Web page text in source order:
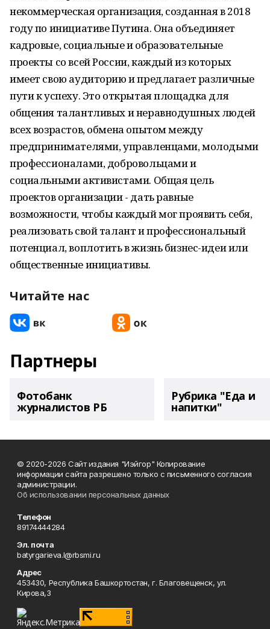
некоммерческая организация, созданная в 2018
году по инициативе Путина. Она объединяет
кадровые, социальные и образовательные
проекты со всей России, каждый из которых
имеет свою аудиторию и предлагает различные
пути к успеху. Это открытая площадка для
общения талантливых и неравнодушных людей
всех возрастов, обмена опытом между
предпринимателями, управленцами, молодыми
профессионалами, добровольцами и
социальными активистами. Общая цель
проектов организации - дать равные
возможности, чтобы каждый мог проявить себя,
реализовать свой талант и профессиональный
потенциал, воплотить в жизнь бизнес-идеи или
общественные инициативы.
Читайте нас
Партнеры
Фотобанк
журналистов РБ
Рубрика "Еда и
напитки"
© 2020-2026 Сайт издания "Иэйгор" Копирование
информации сайта разрешено только с письменного согласия
администрации.
Об использовании персональных данных
Телефон
89174444284
Эл. почта
batyrgarieva.l@rbsmi.ru
Адрес
453430, Республика Башкортостан, г. Благовещенск, ул.
Кирова,3